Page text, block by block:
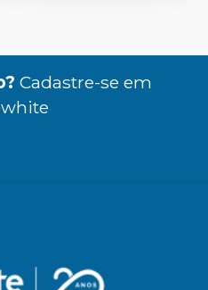
Cadastre-se em